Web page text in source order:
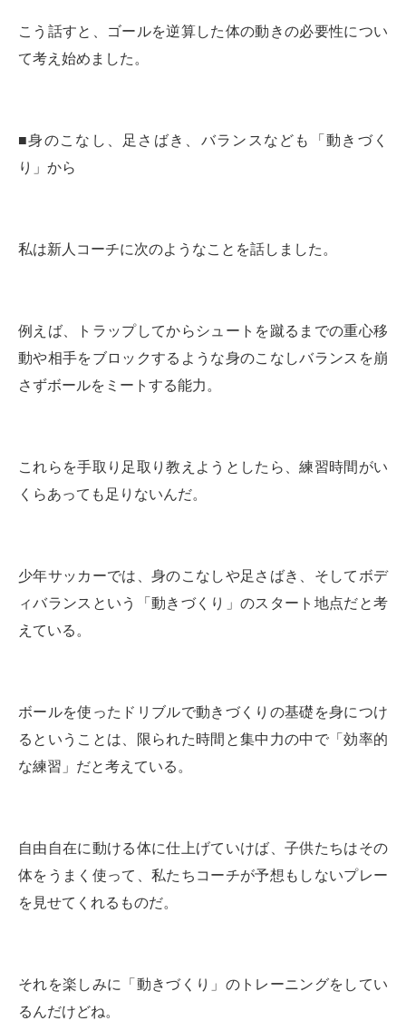
こう話すと、ゴールを逆算した体の動きの必要性につい
て考え始めました。
■身のこなし、足さばき、バランスなども「動きづく
り」から
私は新人コーチに次のようなことを話しました。
例えば、トラップしてからシュートを蹴るまでの重心移
動や相手をブロックするような身のこなしバランスを崩
さずボールをミートする能力。
これらを手取り足取り教えようとしたら、練習時間がい
くらあっても足りないんだ。
少年サッカーでは、身のこなしや足さばき、そしてボデ
ィバランスという「動きづくり」のスタート地点だと考
えている。
ボールを使ったドリブルで動きづくりの基礎を身につけ
るということは、限られた時間と集中力の中で「効率的
な練習」だと考えている。
自由自在に動ける体に仕上げていけば、子供たちはその
体をうまく使って、私たちコーチが予想もしないプレー
を見せてくれるものだ。
それを楽しみに「動きづくり」のトレーニングをしてい
るんだけどね。